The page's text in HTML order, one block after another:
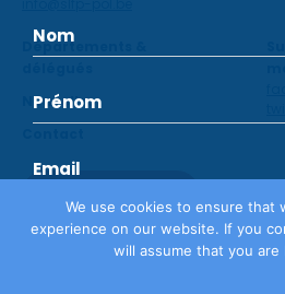
We use cookies to ensure that
experience on our website. If you
will assume that you
Départements &
Nouvelles